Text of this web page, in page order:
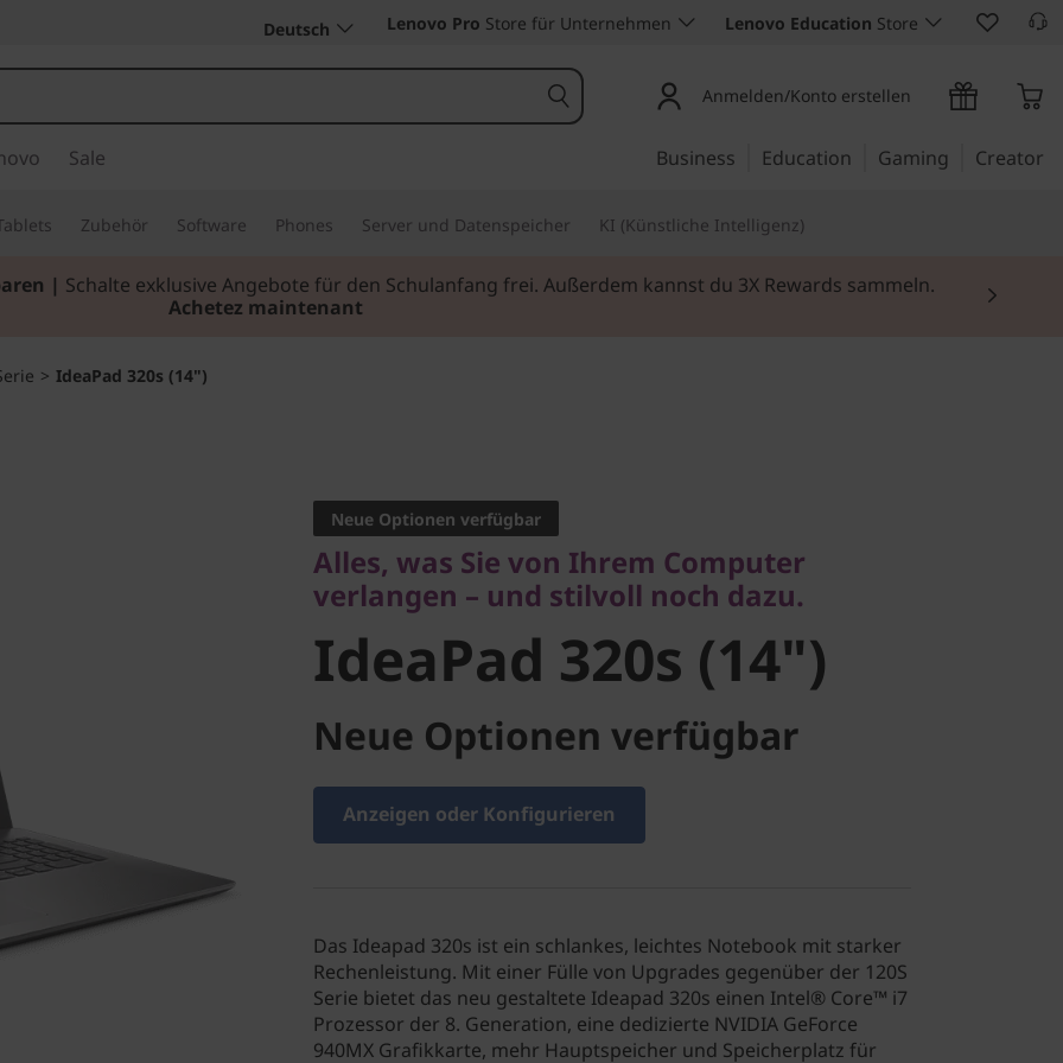
Deutsch Lenovo Pro Store für Unternehmen Lenovo Education Store
Anmelden/Konto erstellen
Sale Business Education Gaming Creator
Zubehör Software Phones Server und Datenspeicher KI (Künstliche Intelligenz)
| Schalte exklusive Angebote für den Schulanfang frei. Außerdem kannst du 3X Rewards sammeln.
Achetez maintenant
> IdeaPad 320s (14")
verlangen – und stilvoll noch dazu.
IdeaPad 320s (14")
Neue Optionen verfügbar
Alles, was Sie von Ihrem Computer
verlangen – und stilvoll noch dazu.
IdeaPad 320s (14")
Neue Optionen verfügbar
Anzeigen oder Konfigurieren
Das Ideapad 320s ist ein schlankes, leichtes Notebook mit starker
Rechenleistung. Mit einer Fülle von Upgrades gegenüber der 120S
Serie bietet das neu gestaltete Ideapad 320s einen Intel® Core™ i7
Prozessor der 8. Generation, eine dedizierte NVIDIA GeForce
940MX Grafikkarte, mehr Hauptspeicher und Speicherplatz für